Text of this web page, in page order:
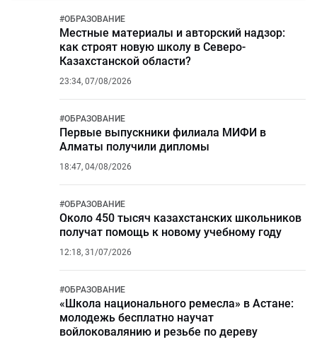
#ОБРАЗОВАНИЕ
Местные материалы и авторский надзор:
как строят новую школу в Северо-
Казахстанской области?
23:34, 07/08/2026
#ОБРАЗОВАНИЕ
Первые выпускники филиала МИФИ в
Алматы получили дипломы
18:47, 04/08/2026
#ОБРАЗОВАНИЕ
Около 450 тысяч казахстанских школьников
получат помощь к новому учебному году
12:18, 31/07/2026
#ОБРАЗОВАНИЕ
«Школа национального ремесла» в Астане:
молодежь бесплатно научат
войлоковалянию и резьбе по дереву